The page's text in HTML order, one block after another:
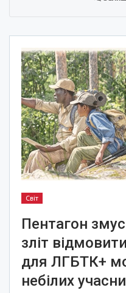
Світ
Пентагон
зліт
для ЛГБТК+
небілих